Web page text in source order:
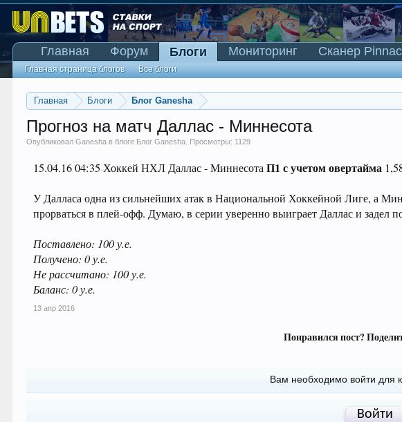
Главная Блоги Блог Ganesha
Прогноз на матч Даллас - Миннесота
ОпубликовалGanesha в блоге Блог Ganesha . Просмотры: 1129
15.04.16 04:35 Хоккей НХЛ Даллас - МиннесотаП1 с учетом овертайма
У Далласа одна из сильнейших атак в Национальной Хоккейной Лиге, а
прорваться в плей-офф. Думаю, в серии уверенно выиграет Даллас и задел
Поставлено: 100 у.е.
Получено: 0 у.е.
Не рассчитано: 100 у.е.
Баланс: 0 у.е.
13 апр 2016
Понравился пост?
Вам необходимо войти для
Войти
Главная Форум Блоги
Главная страница блогов Все блоги
Мониторинг Сканер